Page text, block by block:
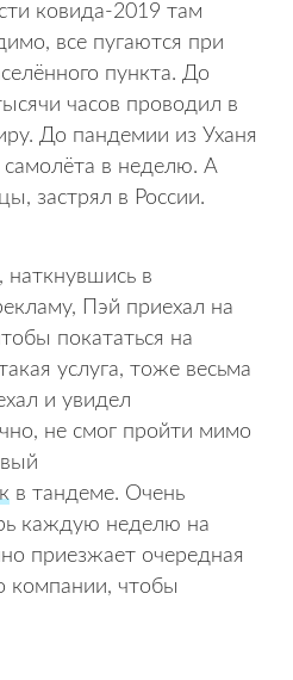
ковида-2019 там
все пугаются при
пункта. До
часов проводил в
До пандемии из Уханя
в неделю. А
застрял в России.
наткнувшись в
Пэй приехал на
покататься на
услуга, тоже весьма
и увидел
не смог пройти мимо
в тандеме. Очень
каждую неделю на
приезжает очередная
компании, чтобы